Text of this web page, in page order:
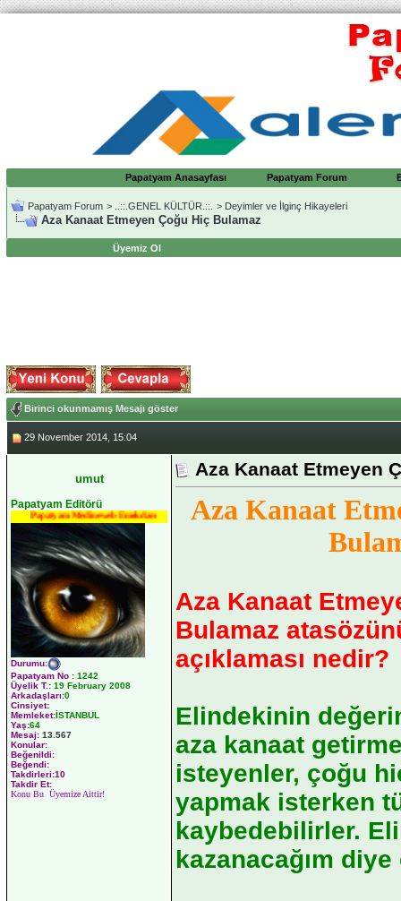
Papatyam Anasayfası Papatyam Forum
Papatyam Forum > ..::.GENEL KÜLTÜR.::. > Deyimler ve İlginç Hikayeleri
Aza Kanaat Etmeyen Çoğu Hiç Bulamaz
Üyemiz Ol
Birinci okunmamış Mesajı göster
29 November 2014, 15:04
umut
Papatyam Editörü
Papatyam Medineweb Emekdarı
Durumu:
Papatyam No : 1242
Üyelik T.: 19 February 2008
Arkadaşları:0
Cinsiyet:
Memleket:İSTANBUL
Yaş:64
Mesaj: 13.567
Konular:
Beğenildi:
Beğendi:
Takdirleri:10
Takdir Et:
Konu Bu Üyemize Aittir!
Aza Kanaat Etmeyen
Aza Kanaat
Aza Kanaat
Bulamaz
açıklaması nedir?
Elindekinin
aza kanaat
isteyenler, çoğu
yapmak isterken
kaybedebilirler.
kazanacağım